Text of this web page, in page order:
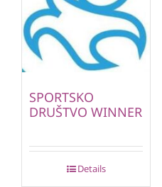
SPORTSKO
DRUŠTVO WINNER
Details